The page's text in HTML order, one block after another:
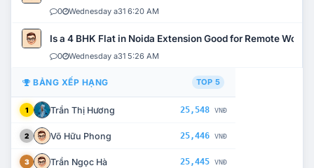
0 Wednesday a31 6:20 AM
Is a 4 BHK Flat in Noida Extension Good for Remote Work?
0 Wednesday a31 5:26 AM
BẢNG XẾP HẠNG TOP 5
1 Trần Thị Hương 25,548 VNĐ
2 Võ Hữu Phong 25,446 VNĐ
3 Trần Ngọc Hà 25,445 VNĐ